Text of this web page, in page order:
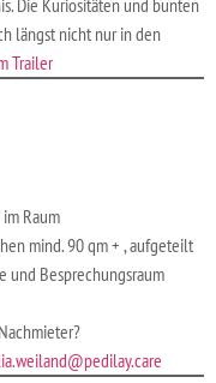
längst nicht nur in den
Trailer
Raum
mind. 90 qm + , aufgeteilt
und Besprechungsraum